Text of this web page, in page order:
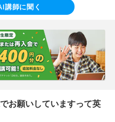
講師に聞く
お願いしていますって英